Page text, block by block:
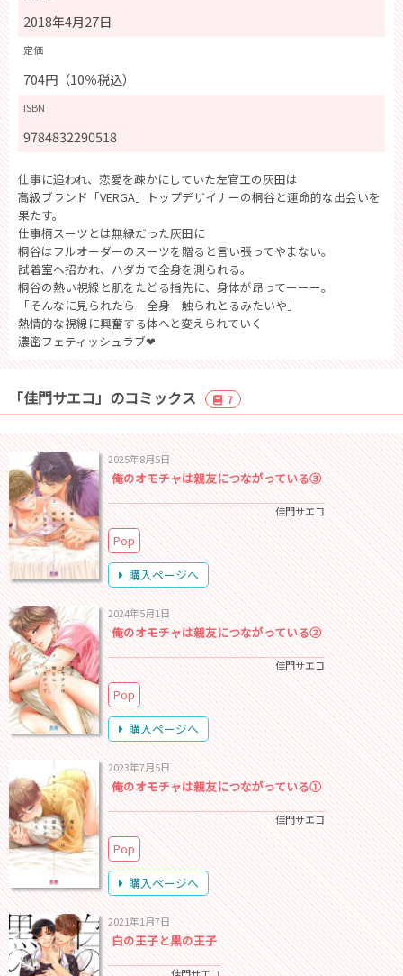
2018年4月27日
定価
704円（10％税込）
ISBN
9784832290518
仕事に追われ、恋愛を疎かにしていた左官工の灰田は
高級ブランド「VERGA」トップデザイナーの桐谷と運命的な出会いを
果たす。
仕事柄スーツとは無縁だった灰田に
桐谷はフルオーダーのスーツを贈ると言い張ってやまない。
試着室へ招かれ、ハダカで全身を測られる。
桐谷の熱い視線と肌をたどる指先に、身体が昂ってーーー。
「そんなに見られたら 全身 触られとるみたいや」
熱情的な視線に興奮する体へと変えられていく
濃密フェティッシュラブ❤
「佳門サエコ」のコミックス 7
2025年8月5日
俺のオモチャは親友につながっている③
佳門サエコ
Pop
購入ページへ
2024年5月1日
俺のオモチャは親友につながっている②
佳門サエコ
Pop
購入ページへ
2023年7月5日
俺のオモチャは親友につながっている①
佳門サエコ
Pop
購入ページへ
2021年1月7日
白の王子と黒の王子